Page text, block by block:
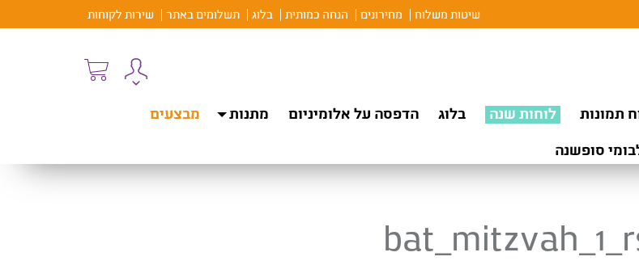
שיטות משלוח מחירונים הנחה כמותית בלוג תשלומים באתר שירות לקוחות
תמונות לוחות שנה בלוג הדפסה על אלומיניום מתנות
מבצעים
סופשנה